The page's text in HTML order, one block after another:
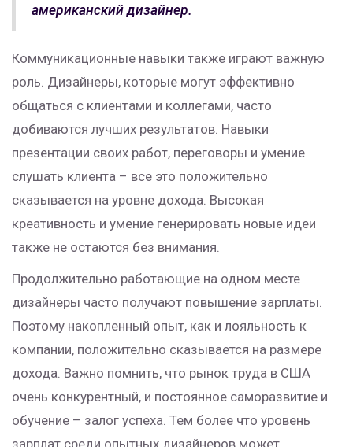
американский дизайнер.
Коммуникационные навыки также играют важную
роль. Дизайнеры, которые могут эффективно
общаться с клиентами и коллегами, часто
добиваются лучших результатов. Навыки
презентации своих работ, переговоры и умение
слушать клиента – все это положительно
сказывается на уровне дохода. Высокая
креативность и умение генерировать новые идеи
также не остаются без внимания.
Продолжительно работающие на одном месте
дизайнеры часто получают повышение зарплаты.
Поэтому накопленный опыт, как и лояльность к
компании, положительно сказывается на размере
дохода. Важно помнить, что рынок труда в США
очень конкурентный, и постоянное саморазвитие и
обучение – залог успеха. Тем более что уровень